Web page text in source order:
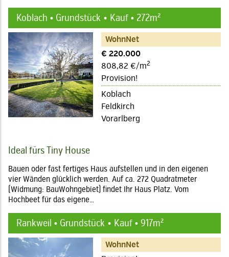
Koblach • Grundstück Kauf • 272m²
WohnNet
€ 220.000
808,82 €/m2
Provision!
Koblach
Feldkirch
Vorarlberg
Ideal fürs Tiny House
Bauen oder fast fertiges Haus aufstellen und in den eigenen
vier Wänden glücklich werden. Auf ca. 272 Quadratmeter
(Widmung: BauWohngebiet) findet Ihr Haus Platz. Vom
Hochbeet für das eigene…
Rankweil • Grundstück Kauf • 917m²
WohnNet